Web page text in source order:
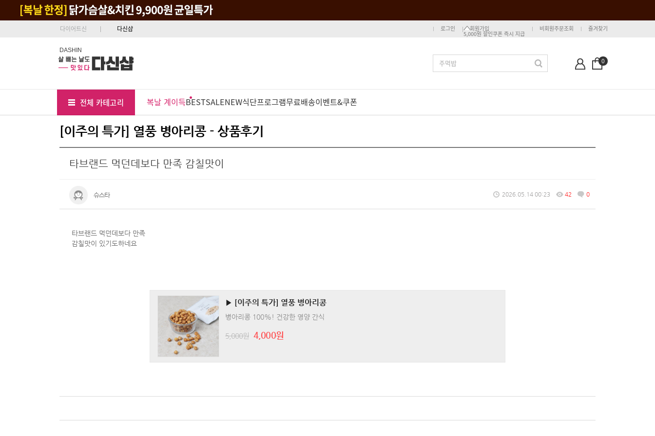
다이어트신 다신샵 로그인 회원가입
5,000원 할인쿠폰 즉시 지급
비회원주문조회 즐겨찾기
DASHIN
0
전체 카테고리 복날 계이득BESTSALENEW식단프로그램무료배송이벤트&쿠폰
[이주의 특가] 열풍 병아리콩 - 상품후기
타브랜드 먹던데보다 만족 감칠맛이
슈스타 2026.05.14 00:23 42 0
타브랜드 먹던데보다 만족
감칠맛이 있기도하네요
▶ [이주의 특가] 열풍 병아리콩
병아리콩 100%! 건강한 영양 간식
5,000원 4,000원